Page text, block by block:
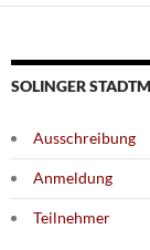
SOLINGER
Ausschreibung
Anmeldung
Teilnehmer